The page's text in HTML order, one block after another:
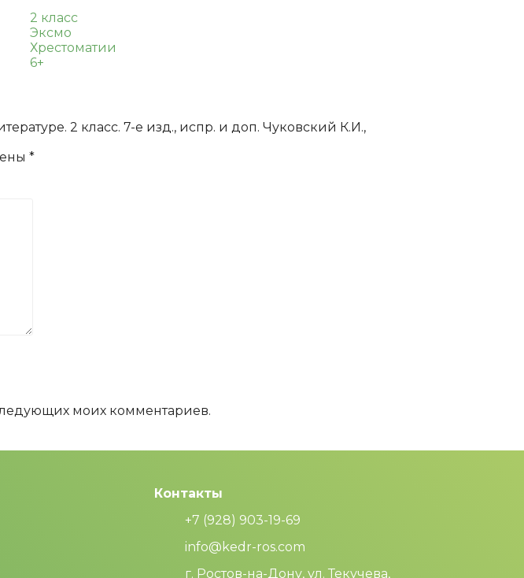
е
изд.,
испр.
Паустовский
2 класс
Эксмо
Хрестоматии
6+
2 класс. 7-е изд., испр. и доп. Чуковский К.И.,
*
моих комментариев.
Контакты
+7 (928) 903-19-69
info@kedr-ros.com
г. Ростов-на-Дону, ул. Текучева,